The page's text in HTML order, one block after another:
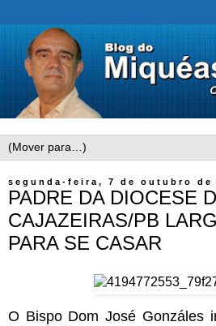
segunda-feira, 7 de outubro de
PADRE DA DIOCESE
CAJAZEIRAS/PB
PARA SE CASAR
O Bispo Dom José Gonzáles